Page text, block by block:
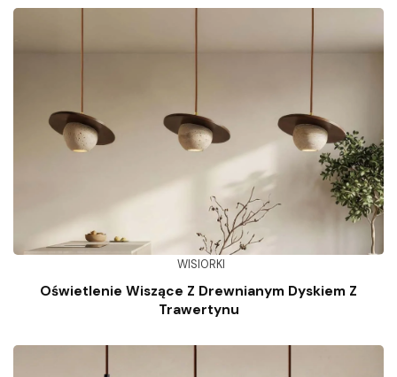
WISIORKI
Oświetlenie Wiszące Z Drewnianym Dyskiem Z
Trawertynu